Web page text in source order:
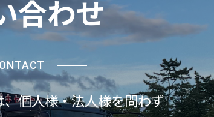
合わせ
、個人様・法人様を問わず